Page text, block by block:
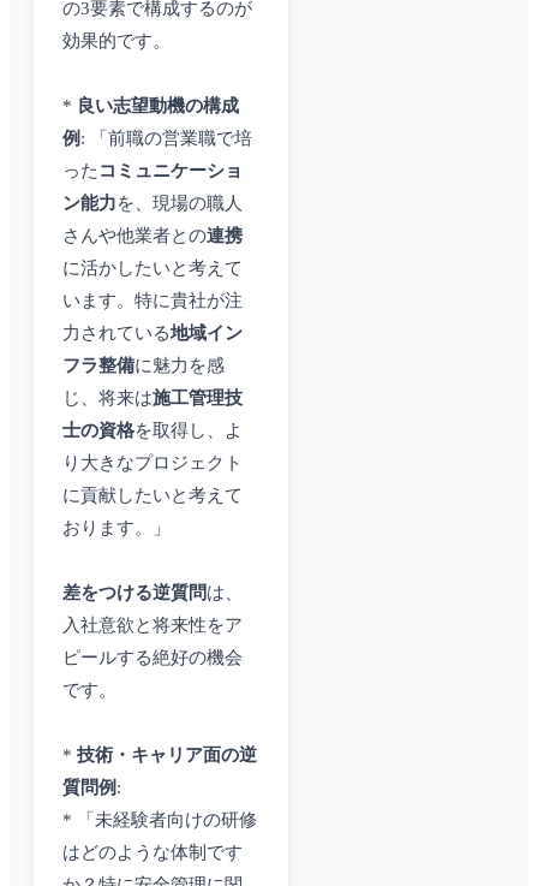
の3要素で構成するのが
効果的です。
* 良い志望動機の構成
例 : 「前職の営業職で培
った コミュニケーショ
ン能力を、現場の職人
さんや他業者との連携
に活かしたいと考えて
います。特に貴社が注
力されている地域イン
フラ整備に魅力を感
じ、将来は施工管理技
士の資格を取得し、よ
り大きなプロジェクト
に貢献したいと考えて
おります。」
差をつける逆質問は、
入社意欲と将来性をア
ピールする絶好の機会
です。
* 技術・キャリア面の逆
質問例 :
* 「未経験者向けの研修
はどのような体制です